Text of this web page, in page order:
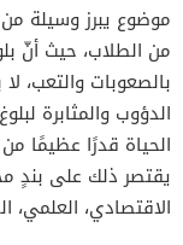
موضوع يبرز وسيلة
من الطلاب، حيث أنّ
بالصعوبات والتعب،
الدؤوب والمثابرة
الحياة قدرًا عظيمًا
يقتصر ذلك على بندٍ
الاقتصادي، العلمي،